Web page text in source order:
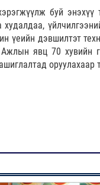
буй
үеийн дэвшилтэт
явц 70 хувийн
оруулахаар